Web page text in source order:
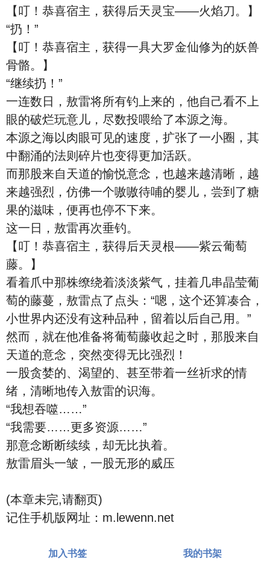
【叮！恭喜宿主，获得后天灵宝——火焰刀。】
“扔！”
【叮！恭喜宿主，获得一具大罗金仙修为的妖兽
骨骼。】
“继续扔！”
一连数日，敖雷将所有钓上来的，他自己看不上
眼的破烂玩意儿，尽数投喂给了本源之海。
本源之海以肉眼可见的速度，扩张了一小圈，其
中翻涌的法则碎片也变得更加活跃。
而那股来自天道的愉悦意念，也越来越清晰，越
来越强烈，仿佛一个嗷嗷待哺的婴儿，尝到了糖
果的滋味，便再也停不下来。
这一日，敖雷再次垂钓。
【叮！恭喜宿主，获得后天灵根——紫云葡萄
藤。】
看着爪中那株缭绕着淡淡紫气，挂着几串晶莹葡
萄的藤蔓，敖雷点了点头：“嗯，这个还算凑合，
小世界内还没有这种品种，留着以后自己用。”
然而，就在他准备将葡萄藤收起之时，那股来自
天道的意念，突然变得无比强烈！
一股贪婪的、渴望的、甚至带着一丝祈求的情
绪，清晰地传入敖雷的识海。
“我想吞噬……”
“我需要……更多资源……”
那意念断断续续，却无比执着。
敖雷眉头一皱，一股无形的威压
(本章未完,请翻页)
记住手机版网址：m.lewenn.net
加入书签 我的书架